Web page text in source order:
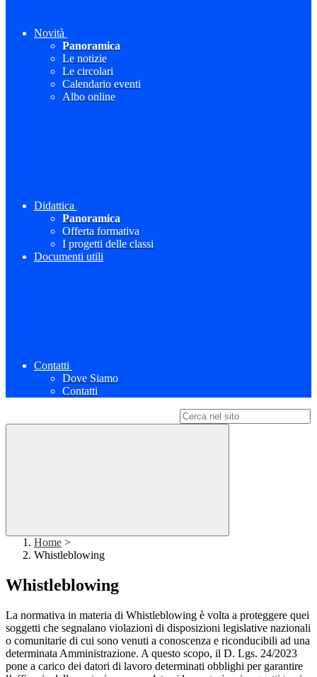
Novità
Panoramica
Le notizie
Le circolari
Calendario eventi
Albo online
Didattica
Panoramica
Offerta formativa
I progetti delle classi
Documenti utili
Contatti
Dove Siamo
Contatti
Home >
Whistleblowing
Whistleblowing
La normativa in materia di Whistleblowing è volta a proteggere quei
soggetti che segnalano violazioni di disposizioni legislative nazionali
o comunitarie di cui sono venuti a conoscenza e riconducibili ad una
determinata Amministrazione. A questo scopo, il D. Lgs. 24/2023
pone a carico dei datori di lavoro determinati obblighi per garantire